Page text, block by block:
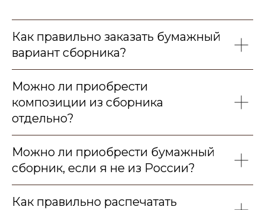
Как правильно заказать бумажный
вариант сборника?
Можно ли приобрести
композиции из сборника
отдельно?
Можно ли приобрести бумажный
сборник, если я не из России?
Как правильно распечатать